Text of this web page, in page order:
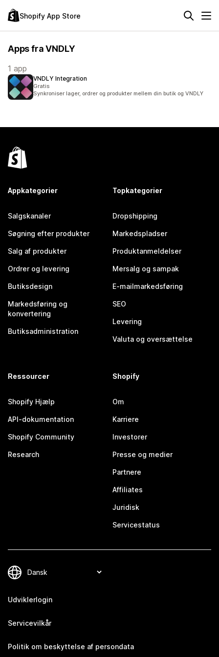
Shopify App Store
Apps fra VNDLY
1 app
VNDLY Integration
Gratis
Synkroniser lager, ordrer og produkter mellem din butik og VNDLY
Appkategorier
Salgskanaler
Søgning efter produkter
Salg af produkter
Ordrer og levering
Butiksdesign
Markedsføring og
konvertering
Butiksadministration
Topkategorier
Dropshipping
Markedspladser
Produktanmeldelser
Mersalg og sampak
E-mailmarkedsføring
SEO
Levering
Valuta og oversættelse
Ressourcer
Shopify Hjælp
API-dokumentation
Shopify Community
Research
Shopify
Om
Karriere
Investorer
Presse og medier
Partnere
Affiliates
Juridisk
Servicestatus
Udviklerlogin
Servicevilkår
Politik om beskyttelse af persondata